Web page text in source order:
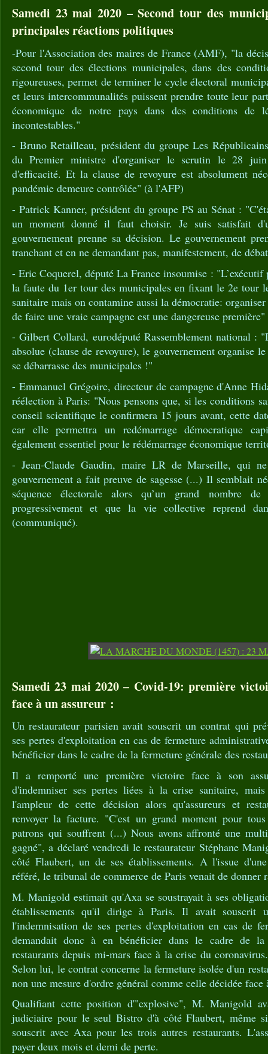
Samedi 23 mai 2020 – Second tour des
principales réactions politiques
-Pour l'Association des maires de France (AMF), "la
second tour des élections municipales, dans des
rigoureuses, permet de terminer le cycle électoral
et leurs intercommunalités puissent prendre toute leur
économique de notre pays dans des conditions de
incontestables."
- Bruno Retailleau, président du groupe Les
du Premier ministre d'organiser le scrutin le 28
d'efficacité. Et la clause de revoyure est absolument
pandémie demeure contrôlée" (à l'AFP)
- Patrick Kanner, président du groupe PS au Sénat :
un moment donné il faut choisir. Je suis satisfait
gouvernement prenne sa décision. Le gouvernement
tranchant et en ne demandant pas, manifestement, de
- Eric Coquerel, député La France insoumise : "L’exécutif
la faute du 1er tour des municipales en fixant le 2e
sanitaire mais on contamine aussi la démocratie:
de faire une vraie campagne est une dangereuse première"
- Gilbert Collard, eurodéputé Rassemblement national :
absolue (clause de revoyure), le gouvernement organise
se débarrasse des municipales !"
- Emmanuel Grégoire, directeur de campagne d'Anne
réélection à Paris: "Nous pensons que, si les conditions
conseil scientifique le confirmera 15 jours avant, cette
car elle permettra un redémarrage démocratique
également essentiel pour le rédémarrage économique
- Jean-Claude Gaudin, maire LR de Marseille, qui
gouvernement a fait preuve de sagesse (...) Il semblait
séquence électorale alors qu’un grand nombre
progressivement et que la vie collective reprend
(communiqué).
Samedi 23 mai 2020 – Covid-19: première
face à un assureur :
Un restaurateur parisien avait souscrit un contrat qui
ses pertes d'exploitation en cas de fermeture
bénéficier dans le cadre de la fermeture générale des
Il a remporté une première victoire face à son
d'indemniser ses pertes liées à la crise sanitaire,
l'ampleur de cette décision alors qu'assureurs et
renvoyer la facture. "C'est un grand moment pour
patrons qui souffrent (...) Nous avons affronté une
gagné", a déclaré vendredi le restaurateur Stéphane
côté Flaubert, un de ses établissements. A l'issue
référé, le tribunal de commerce de Paris venait de donner
M. Manigold estimait qu'Axa se soustrayait à ses
établissements qu'il dirige à Paris. Il avait souscrit
l'indemnisation de ses pertes d'exploitation en cas de
demandait donc à en bénéficier dans le cadre de la
restaurants depuis mi-mars face à la crise du
Selon lui, le contrat concerne la fermeture isolée d'un
non une mesure d'ordre général comme celle décidée face
Qualifiant cette position d'"explosive", M. Manigold
judiciaire pour le seul Bistro d'à côté Flaubert, même
souscrit avec Axa pour les trois autres restaurants.
payer deux mois et demi de perte.